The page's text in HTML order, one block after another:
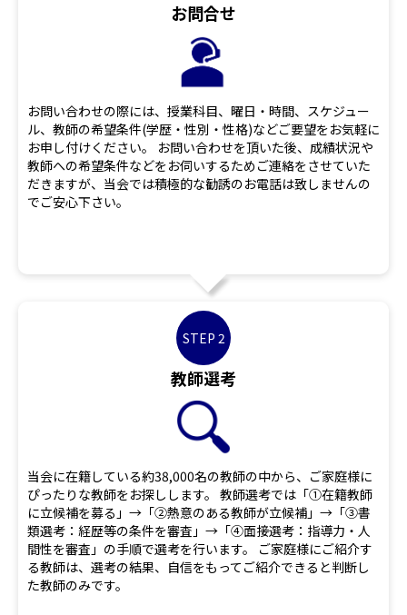
お問合せ
お問い合わせの際には、授業科目、曜日・時間、スケジュー
ル、教師の希望条件(学歴・性別・性格)などご要望をお気軽に
お申し付けください。 お問い合わせを頂いた後、成績状況や
教師への希望条件などをお伺いするためご連絡をさせていた
だきますが、当会では積極的な勧誘のお電話は致しませんの
でご安心下さい。
STEP 2
教師選考
当会に在籍している約38,000名の教師の中から、ご家庭様に
ぴったりな教師をお探しします。 教師選考では「①在籍教師
に立候補を募る」→「②熱意のある教師が立候補」→「③書
類選考：経歴等の条件を審査」→「④面接選考：指導力・人
間性を審査」の手順で選考を行います。 ご家庭様にご紹介す
る教師は、選考の結果、自信をもってご紹介できると判断し
た教師のみです。